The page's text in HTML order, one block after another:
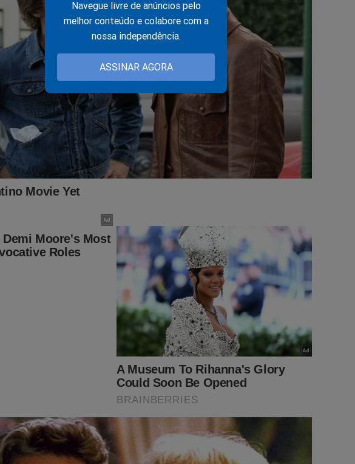
Navegue livre de anúncios pelo
melhor conteúdo e colabore com a
nossa independência.
ASSINAR AGORA
na prisão de Vorcaro.
esquerdista recebia “jabaculê” de banqueiro, diz mensagem de
preta” que se fecha com a estranha morte de Sicário
histórias provam que Toffoli estava segurando a